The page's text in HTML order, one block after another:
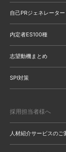
自己PRジェネレーター
内定者ES100種
志望動機まとめ
SPI対策
採用担当者様へ
人材紹介サービスのご